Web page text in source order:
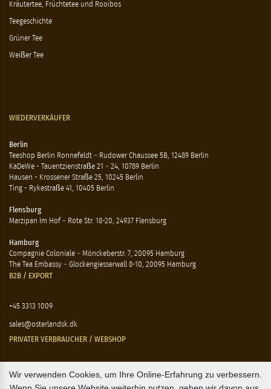
Kräutertee, Früchtetee und Rooibos
Teegeschichte
Grüner Tee
Weißer Tee
WIEDERVERKÄUFER
Berlin
Teeshop Berlin Ronnefeldt – Rudower Chaussee 5B, 12489 Berlin
KaDeWe - Tauentzienstraße 21 – 24, 10789 Berlin
Hausen - Krossener Straße 25, 10245 Berlin
Ting - Rykestraße 41, 10405 Berlin
Flensburg
Marzipan Im Hof – Rote Str. 18-20, 24937 Flensburg
Hamburg
Compagnie Coloniale – Mönckeberstr. 7, 20095 Hamburg
The Tea Embassy – Glockengiesserwall 8-10, 20095 Hamburg
B2B / EXPORT
+45 3313 1009
sales@osterlandsk.dk
PRIVATER VERBRAUCHER / WEBSHOP
+45 3313 1000
Wir verwenden Cookies, um Ihre Online-Erfahrung zu verbessern.